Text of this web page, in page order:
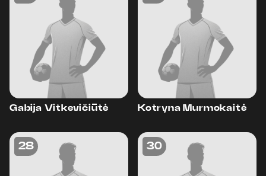
Gabija Vitkevičiūtė Kotryna Murmokaitė
28 30